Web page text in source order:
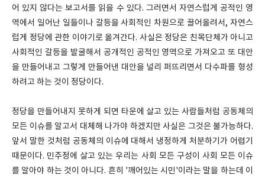
어 있지 않다는 보고서를 읽을 수 있다. 그러면서 자연스럽게 공적인 영
역에서 일어난 일들이나 갈등을 사회적인 차원으로 끌어올려서, 자연스
럽게 정당에 관한 이야기로 옮겨간다. 사실은 정당은 친목단체가 아니고
사회적인 갈등을 발굴해서 공개적인 공적인 영역으로 가져오고 또 대안
을 만들어내고 그렇게 만들어낸 대안을 널리 퍼뜨리면서 다수파를 형성
하려고 하는 것이 정당이다.
정당을 만들어내지 못하게 되면 타운에 살고 있는 사람들처럼 공동체의
모든 이슈를 알고서 대체해 나가야 하겠지만 사실은 그것은 불가능하다.
앞서 말한 것처럼 공동체의 이슈에 대해서 냉정하게 처분하기가 어렵기
때문이다. 민주정에 살고 있는 우리는 사회 모든 구성이 사회 모든 이슈
를 알아야 하는 것이 아니다. 흔히 '깨어있는 시민'이라는 말을 하는데 이